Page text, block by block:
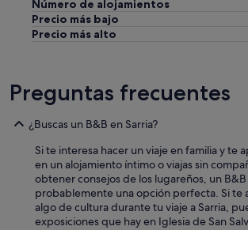
Número de alojamientos
Precio más bajo
Precio más alto
Preguntas frecuentes
¿Buscas un B&B en Sarria?
Si te interesa hacer un viaje en familia y te
en un alojamiento íntimo o viajas sin
obtener consejos de los lugareños, un B&B
probablemente una opción perfecta. Si te
algo de cultura durante tu viaje a Sarria,
exposiciones que hay en Iglesia de San